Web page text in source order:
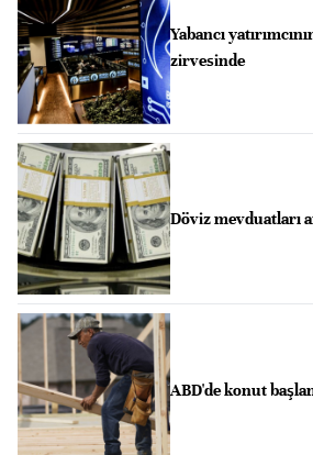
Yabancı
zirvesinde
Döviz mevduatları
ABD'de konut